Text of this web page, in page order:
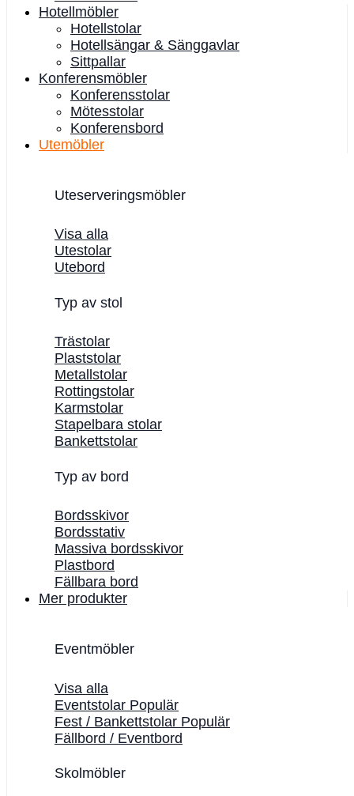
Hotellmöbler
Hotellstolar
Hotellsängar & Sänggavlar
Sittpallar
Konferensmöbler
Konferensstolar
Mötesstolar
Konferensbord
Utemöbler
Uteserveringsmöbler
Visa alla
Utestolar
Utebord
Typ av stol
Trästolar
Plaststolar
Metallstolar
Rottingstolar
Karmstolar
Stapelbara stolar
Bankettstolar
Typ av bord
Bordsskivor
Bordsstativ
Massiva bordsskivor
Plastbord
Fällbara bord
Mer produkter
Eventmöbler
Visa alla
Eventstolar
Fest / Bankettstolar
Fällbord / Eventbord
Skolmöbler